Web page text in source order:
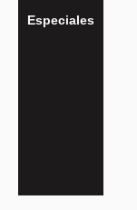
Especiales